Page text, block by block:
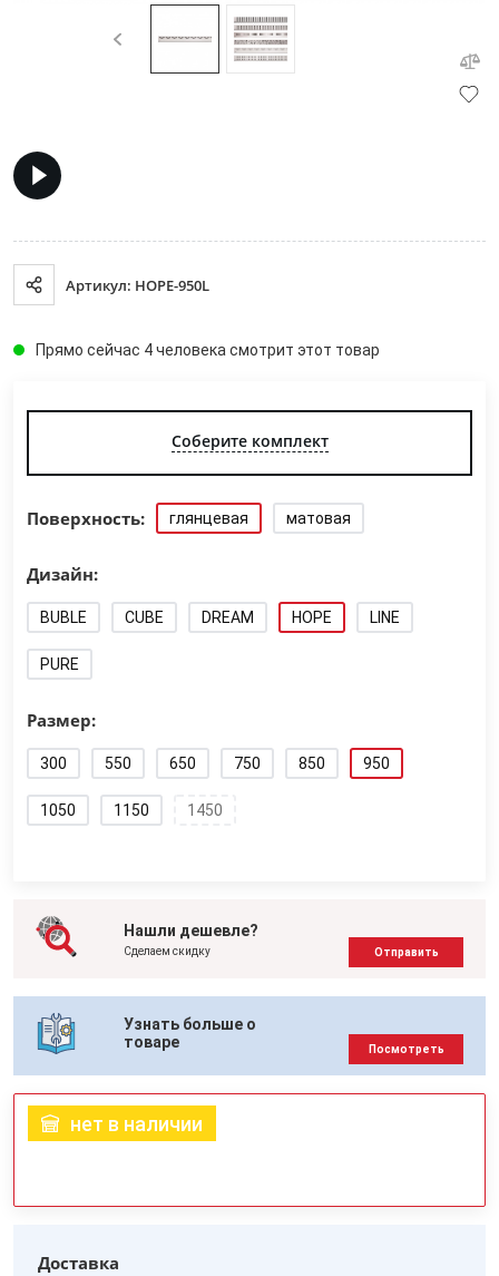
Артикул: HOPE-950L
Прямо сейчас 4 человека смотрит этот товар
Соберите комплект
Поверхность: глянцевая матовая
Дизайн:
BUBLE CUBE DREAM HOPE LINE
PURE
Размер:
300 550 650 750 850 950
1050 1150 1450
Нашли дешевле?
Сделаем скидку Отправить
Узнать больше о
товаре
Посмотреть
нет в наличии
Доставка